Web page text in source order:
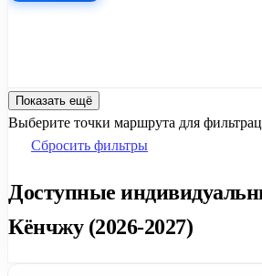
Показать ещё
Выберите точки маршрута для
Сбросить фильтры
Доступные
Кёнчжу (2026-2027)